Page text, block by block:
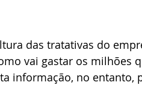
das tratativas do
vai gastar os milhões
informação, no entanto,